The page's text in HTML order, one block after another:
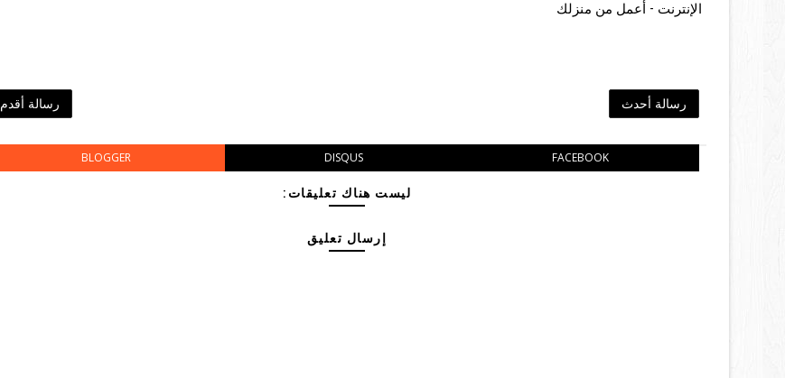
الإنترنت - أعمل من منزلك
رسالة أحدث رسالة أقدم
BLOGGER DISQUS FACEBOOK
ليست هناك تعليقات:
إرسال تعليق